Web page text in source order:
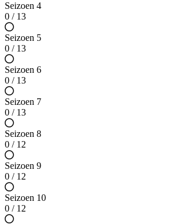
Seizoen 4
0 / 13
Seizoen 5
0 / 13
Seizoen 6
0 / 13
Seizoen 7
0 / 13
Seizoen 8
0 / 12
Seizoen 9
0 / 12
Seizoen 10
0 / 12